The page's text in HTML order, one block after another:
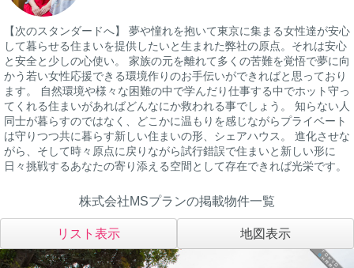
【次のスタンダードへ】 夢や憧れを抱いて東京に集まる女性達が安心
して暮らせる住まいを提供したいと生まれた弊社の原点。それは安心
と安全と少しの心使い。 家族の元を離れて多くの苦難を覚悟で夢に向
かう若い女性応援できる環境作りのお手伝いができればと思っており
ます。 自然環境や様々な困難の中で学んだり仕事する中でホット守っ
てくれる住まいがあればどんなにか救われる事でしょう。 知らない人
同士が暮らすのではなく、どこかに温もりを感じながらプライベート
は守りつつ共に暮らす新しい住まいの形、シェアハウス。 進化させな
がら、そして時々原点に戻りながら試行錯誤で住まいと新しい形に
日々挑戦するあなたの寄り添える空間として存在できれば光栄です。
株式会社MSプランの掲載物件一覧
リスト表示 地図表示